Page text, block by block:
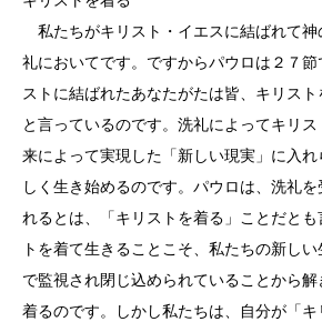
私たちがキリスト・イエスに結ばれて神
礼においてです。ですからパウロは２７節
ストに結ばれたあなたがたは皆、キリスト
と言っているのです。洗礼によってキリ
来によって実現した「新しい現実」に入
しく生き始めるのです。パウロは、洗礼
れるとは、「キリストを着る」ことだと
トを着て生きることこそ、私たちの新し
で監視され閉じ込められていることから
着るのです。しかし私たちは、自分が「キ